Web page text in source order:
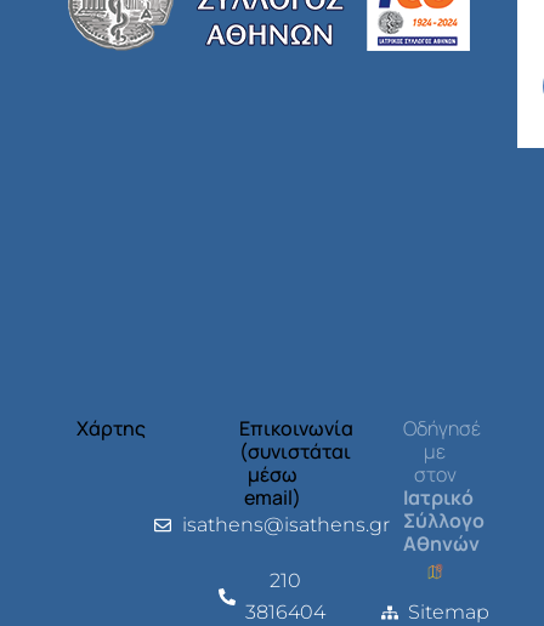
Χάρτης
Επικοινωνία
(συνιστάται
μέσω
email)
isathens@isathens.gr
210
3816404
Οδήγησέ
με
στον
Ιατρικό
Σύλλογο
Αθηνών
Sitemap